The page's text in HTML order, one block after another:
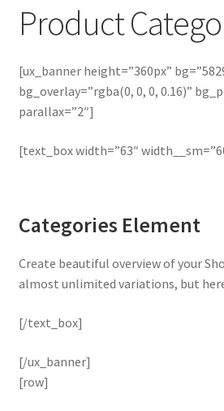
Product
[ux_banner height=”360px”
bg_overlay=”rgba(0, 0, 0, 0.16)”
parallax=”2″]
[text_box width=”63″
Categories Element
Create beautiful overview of your
almost unlimited variations, but
[/text_box]
[/ux_banner]
[row]